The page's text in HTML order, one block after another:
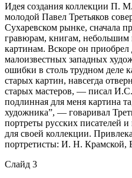
Идея создания коллекции П.
молодой Павел Третьяков
Сухаревском рынке, сначала
гравюрам, книгам,
картинам. Вскоре он приобрел
малоизвестных западных
ошибки в столь трудном деле
старых картин, навсегда
старых мастеров, — писал
подлинная для меня картина
художника”, — говаривал
портреты русских писателей
для своей коллекции.
портретисты: И. Н. Крамской,
Слайд 3